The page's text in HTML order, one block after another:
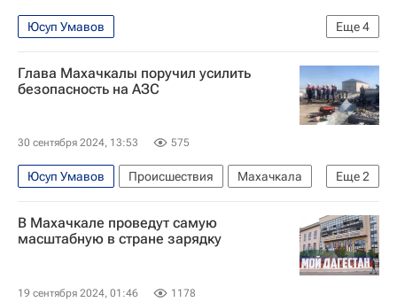
Еще4
Юсуп Умавов
Специальная военная операция на Украине
Махачкала
Сергей Меликов Россия
Глава Махачкалы поручил усилить
безопасность на АЗС
30 сентября 2024, 13:53 575
Еще2
Юсуп Умавов Происшествия
Махачкала
Сергей Меликов
Взрыв на АЗС в Махачкале
В Махачкале проведут самую
масштабную в стране зарядку
19 сентября 2024, 01:46 1178